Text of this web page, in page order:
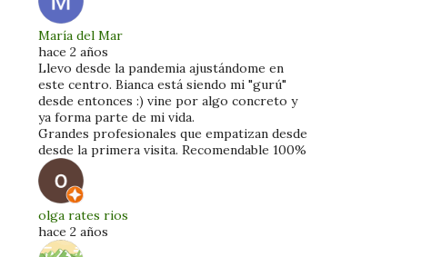
María del Mar
hace 2 años
Llevo desde la pandemia ajustándome en
este centro. Bianca está siendo mi "gurú"
desde entonces :) vine por algo concreto y
ya forma parte de mi vida.
Grandes profesionales que empatizan desde
desde la primera visita. Recomendable 100%
olga rates rios
hace 2 años